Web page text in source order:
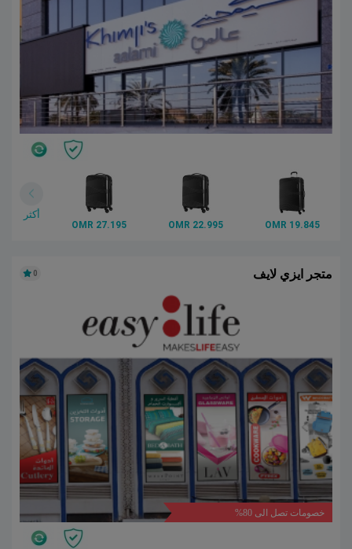
19.845 OMR
22.995 OMR
27.195 OMR
أكثر
متجر ايزي لايف 0
خصومات تصل الى 80%